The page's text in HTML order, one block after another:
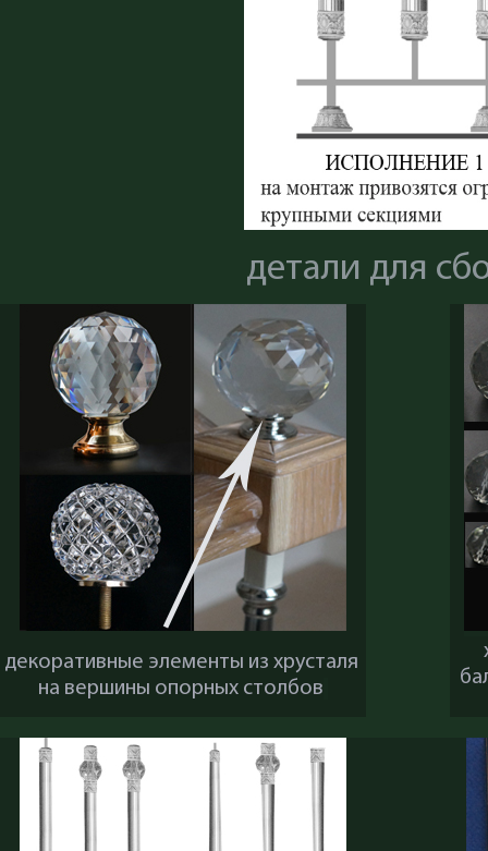
детали для
декоративные элементы из хрусталя
на вершины опорных столбов